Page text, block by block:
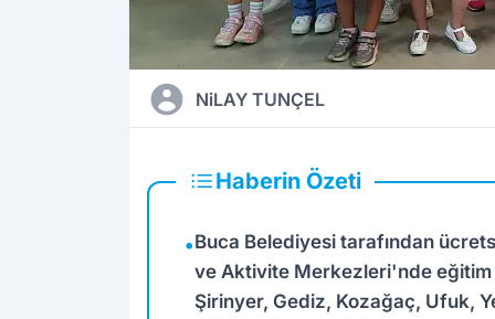
NiLAY TUNÇEL
Haberin Özeti
•Buca Belediyesi tarafından
ve Aktivite Merkezleri'nde eğitim
Şirinyer, Gediz, Kozağaç, Ufuk,